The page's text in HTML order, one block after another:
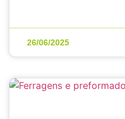
26/06/2025